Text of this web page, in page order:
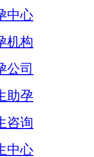
中心
机构
公司
助孕
咨询
中心